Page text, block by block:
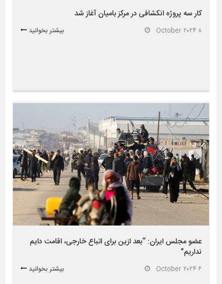
کار سه پروژه انکشافی در مرکز بامیان آغاز شد
۸ October ۲۰۲۴ بیشتر بخوانید
عضو مجلس ایران: “بعد ازین برای اتباع خارجی، اقامت دایم
نداریم”
۶ October ۲۰۲۴ بیشتر بخوانید